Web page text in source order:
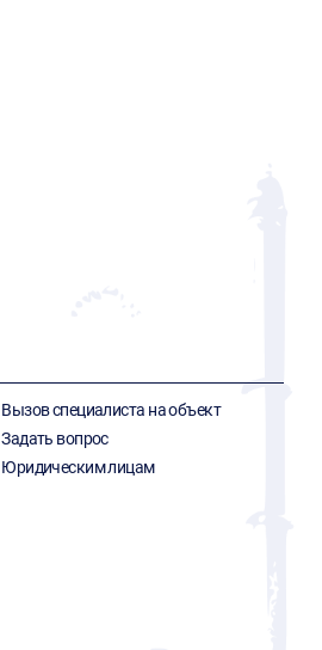
Вызов специалиста на объект
Задать вопрос
Юридическим лицам